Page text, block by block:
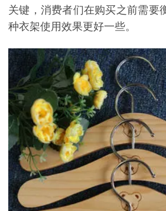
关键，消费者们在购买之前需要
种衣架使用效果更好一些。